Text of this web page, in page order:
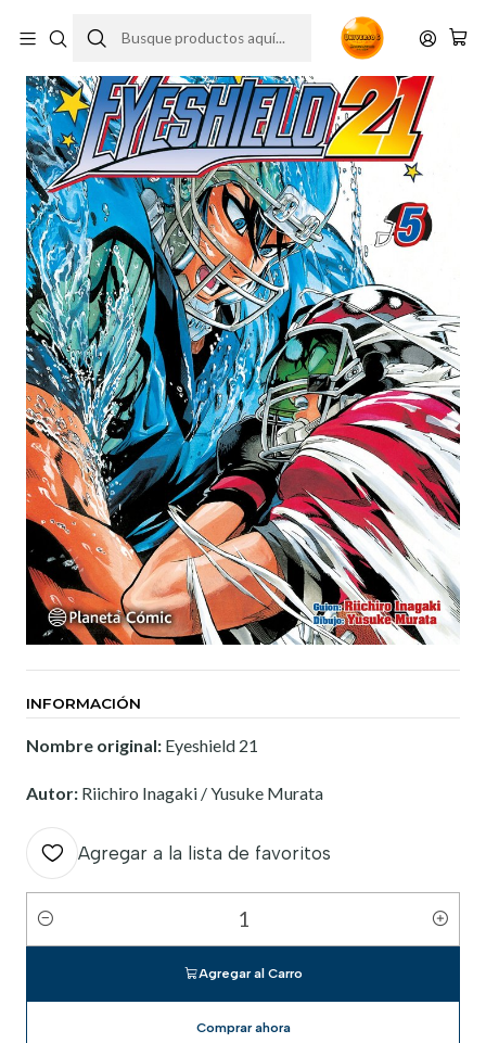
INFORMACIÓN
Nombre original: Eyeshield 21
Autor: Riichiro Inagaki / Yusuke Murata
Agregar a la lista de favoritos
Cantidad
Agregar al Carro
Comprar ahora